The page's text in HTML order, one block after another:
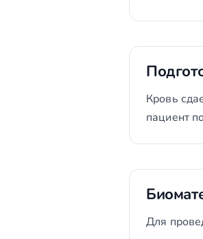
Кровь
пациент
Для